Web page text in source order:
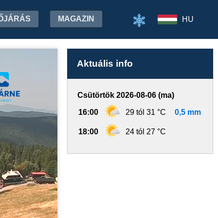
MAGAZIN HU
Aktuális info
Csütörtök 2026-08-06 (ma)
16:00 29 tól 31 °C 0,5 mm
18:00 24 tól 27 °C